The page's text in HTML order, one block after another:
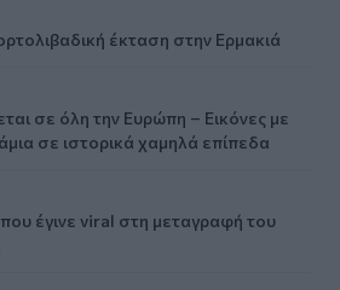
έκταση στην Ερμακιά
σε όλη την Ευρώπη – Εικόνες με
σε ιστορικά χαμηλά επίπεδα
που έγινε viral στη μεταγραφή του